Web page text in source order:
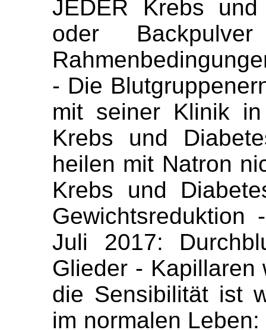
JEDER Krebs
oder
- Die
mit seiner Klinik
Krebs und
heilen mit Natron
Krebs und
Juli 2017:
Glieder - Kapillaren
die Sensibilität ist
im normalen